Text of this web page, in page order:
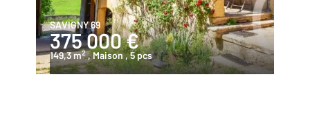
SAVIGNY 69
375 000 €
149,3 m2 , Maison , 5 pcs